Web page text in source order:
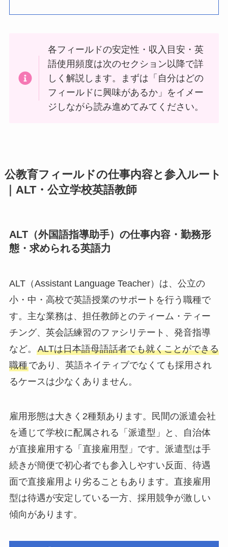
各フィールドの安定性・収入目安・英
語使用頻度は次のセクション以降で詳
しく解説します。まずは「自分はどの
フィールドに興味があるか」をイメー
ジしながら読み進めてみてください。
公教育フィールドの仕事内容と参入ルート
｜ALT・公立学校英語教師
ALT（外国語指導助手）の仕事内容・勤務形
態・求められる英語力
ALT（Assistant Language Teacher）は、公立の
小・中・高校で英語授業のサポートを行う職種で
す。主な業務は、担任教師とのティーム・ティー
チング、英会話練習のファシリテート、発音指導
など。 ALTは日本語母語話者でも就くことができる
職種であり、英語ネイティブでなくても採用され
るケースは少なくありません。
雇用形態は大きく2種類あります。民間の派遣会社
を通じて学校に配属される「派遣型」と、自治体
が直接雇用する「直接雇用型」です。派遣型は手
続きが簡便で初心者でも参入しやすい反面、待遇
面で直接雇用より劣ることもあります。直接雇用
型は待遇が安定している一方、採用競争が激しい
傾向があります。